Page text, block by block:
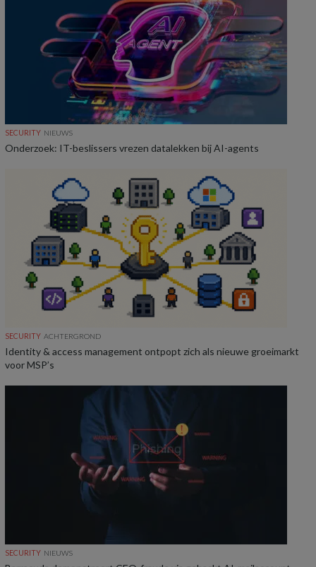
SECURITY NIEUWS
Onderzoek: IT-beslissers vrezen datalekken bij AI-agents
SECURITY ACHTERGROND
Identity & access management ontpopt zich als nieuwe groeimarkt
voor MSP’s
SECURITY NIEUWS